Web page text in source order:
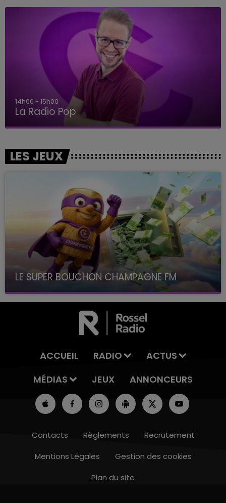
14h00 - 15h00
La Radio Pop
LES JEUX
LE SUPER BOUCHON CHAMPAGNE FM
avec La Famille Champagne FM, à 8H10
ACCUEIL RADIO
ACTUS
MÉDIAS
JEUX ANNONCEURS
Contacts Règlements
Recrutement
Mentions Légales
Gestion des cookies
Plan du site